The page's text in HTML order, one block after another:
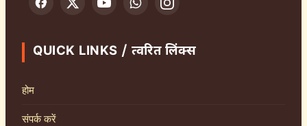
QUICK LINKS / त्वरित लिंक्स
होम
संपर्क करें